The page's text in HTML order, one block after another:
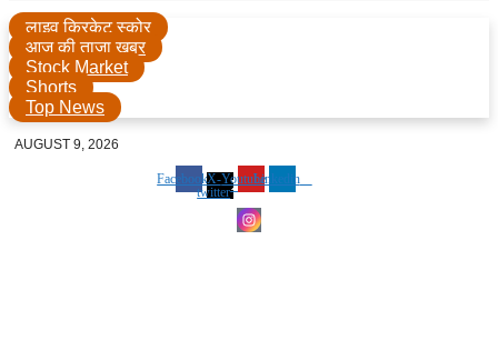
लाइव क्रिकेट स्कोर
आज की ताजा खबर
Stock Market
Shorts
Top News
AUGUST 9, 2026
FacebookX-
twitter
YoutubeLinkedin